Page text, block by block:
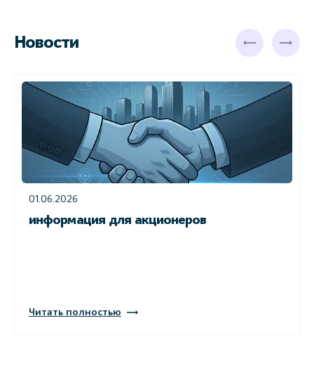
Новости
01.06.2026
информация для акционеров
Читать полностью